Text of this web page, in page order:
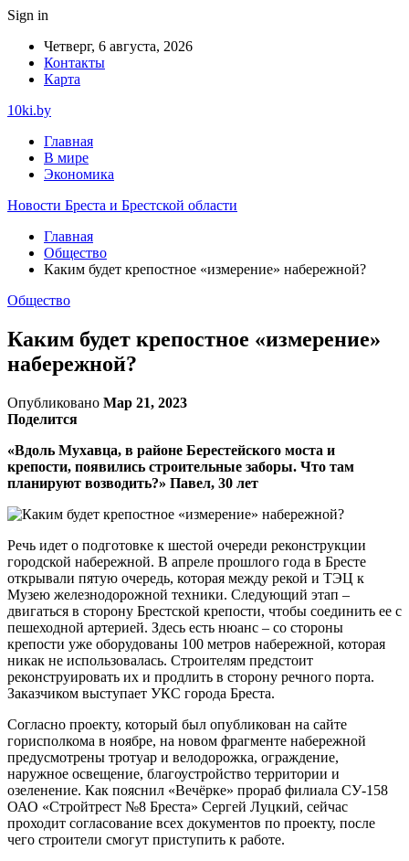
Sign in
Четверг, 6 августа, 2026
Контакты
Карта
10ki.by
Главная
В мире
Экономика
Новости Бреста и Брестской области
Главная
Общество
Каким будет крепостное «измерение» набережной?
Общество
Каким будет крепостное «измерение»
набережной?
Опубликовано Мар 21, 2023
Поделится
«Вдоль Мухавца, в районе Берестейского моста и
крепости, появились строительные заборы. Что там
планируют возводить?» Павел, 30 лет
Речь идет о подготовке к шестой очереди реконструкции
городской набережной. В апреле прошлого года в Бресте
открывали пятую очередь, которая между рекой и ТЭЦ к
Музею железнодорожной техники. Следующий этап –
двигаться в сторону Брестской крепости, чтобы соединить ее с
пешеходной артерией. Здесь есть нюанс – со стороны
крепости уже оборудованы 100 метров набережной, которая
никак не использовалась. Строителям предстоит
реконструировать их и продлить в сторону речного порта.
Заказчиком выступает УКС города Бреста.
Согласно проекту, который был опубликован на сайте
горисполкома в ноябре, на новом фрагменте набережной
предусмотрены тротуар и велодорожка, ограждение,
наружное освещение, благоустройство территории и
озеленение. Как пояснил «Вечёрке» прораб филиала СУ-158
ОАО «Стройтрест №8 Бреста» Сергей Луцкий, сейчас
проходит согласование всех документов по проекту, после
чего строители смогут приступить к работе.